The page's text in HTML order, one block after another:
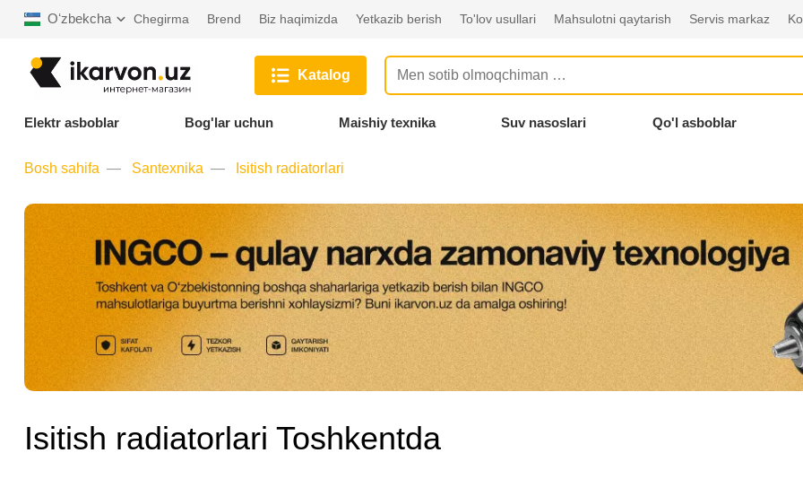
Oʻzbekcha Chegirma Brend Biz haqimizda Yetkazib berish To'lov usullari Mahsulotni qaytarish Servis markaz
Katalog
Elektr asboblar Bog'lar uchun Maishiy texnika Suv nasoslari Qo'l asboblar
Bosh sahifa Santexnika Isitish radiatorlari
Isitish radiatorlari Toshkentda